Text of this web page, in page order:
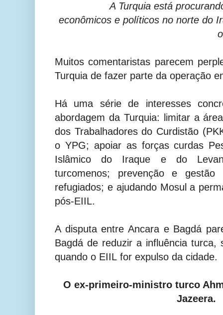
A Turquia está
econômicos e políticos no norte do
Muitos comentaristas parecem
Turquia de fazer parte da operação
Há uma série de interesses
abordagem da Turquia: limitar a
dos Trabalhadores do Curdistão
o YPG; apoiar as forças curdas
Islâmico do Iraque e do
turcomenos; prevenção e
refugiados; e ajudando Mosul a
pós-EIIL.
A disputa entre Ancara e Bagdá
Bagdá de reduzir a influência turca,
quando o EIIL for expulso da cidade.
O ex-primeiro-ministro turco
Jazeera.